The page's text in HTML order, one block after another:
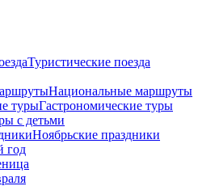
Туристические поезда
Национальные маршруты
Гастрономические туры
с детьми
Ноябрьские праздники
год